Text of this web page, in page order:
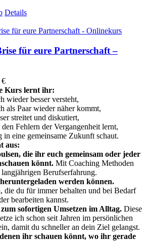
Details
für eure Partnerschaft –
€Preisspanne:
99,00 €
bis
399,00 €
Kurs lernt ihr:
wieder besser versteht,
als Paar wieder näher kommt,
streitet und diskutiert,
Fehlern der Vergangenheit lernt,
in eine gemeinsame Zukunft schaut.
aus:
die ihr euch gemeinsam oder jeder
könnt. Mit Coaching Methoden
langjährigen Berufserfahrung.
werden können.
die du für immer behalten und bei Bedarf
bearbeiten kannst.
sofortigen Umsetzen im Alltag. Diese
ich schon seit Jahren im persönlichen
damit du schneller an dein Ziel gelangst.
ihr schauen könnt, wo ihr gerade